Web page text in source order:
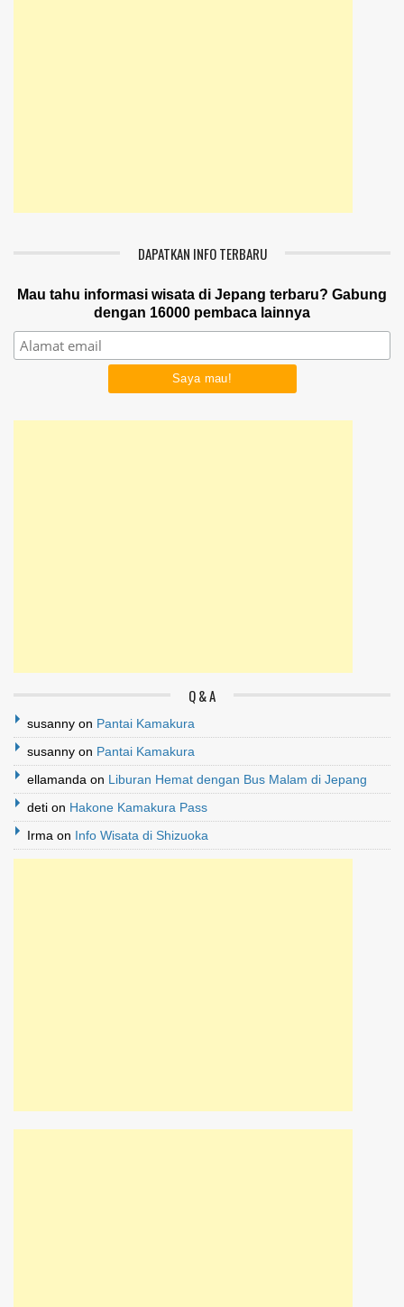
DAPATKAN INFO TERBARU
Mau tahu informasi wisata di Jepang terbaru? Gabung
dengan 16000 pembaca lainnya
Q & A
susanny on Pantai Kamakura
susanny on Pantai Kamakura
ellamanda on Liburan Hemat dengan Bus Malam di Jepang
deti on Hakone Kamakura Pass
Irma on Info Wisata di Shizuoka